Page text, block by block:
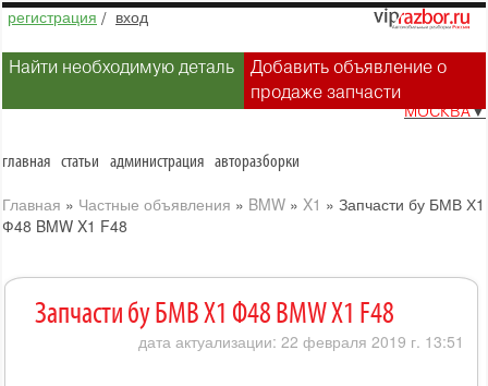
регистрация / вход
Найти необходимую деталь
Добавить объявление о
продаже запчасти
МОСКВА▼
главная статьи администрация авторазборки
Главная » Частные объявления » BMW » X1 » Запчасти бу БМВ Х1
Ф48 BMW X1 F48
Запчасти бу БМВ Х1 Ф48 BMW X1 F48
дата актуализации: 22 февраля 2019 г. 13:51